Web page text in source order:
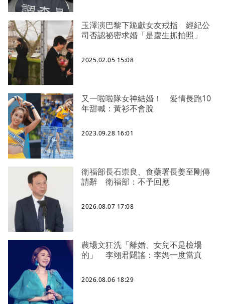
玉澤演巴黎下跪獻女友戒指 經紀公
司否認祕密求婚「是慶生抓拍照」
2025.02.05 15:08
又一啦啦隊女神結婚！ 愛情長跑10
年甜喊：黃衫不會脫
2023.09.28 16:01
衛福部長石崇良、食藥署長姜至剛傳
請辭 衛福部：不予回應
2026.08.07 17:08
農場文狂洗「離婚、女兒不是檢場
的」 李翊君闢謠：李媽一度當真
2026.08.06 18:29